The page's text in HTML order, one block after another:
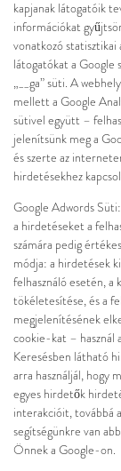
kapjanak látogatóik
információkat
vonatkozó statisztikai
látogatókat a Google
„__ga” süti. A
mellett a Google
sütivel együtt –
jelenítsünk meg a
és szerte az
hirdetésekhez
Google Adwords
a hirdetéseket a
számára pedig
módja: a hirdetések
felhasználó esetén,
tökéletesítése, és a
megjelenítésének
cookie-kat – használ
Keresésben látható
arra használjál, hogy
egyes hirdetők
interakcióit, továbbá
segítségünkre van
Önnek a Google-on.